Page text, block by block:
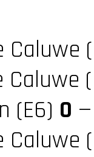
Caluwe
Caluwe
(E6) 0
Caluwe